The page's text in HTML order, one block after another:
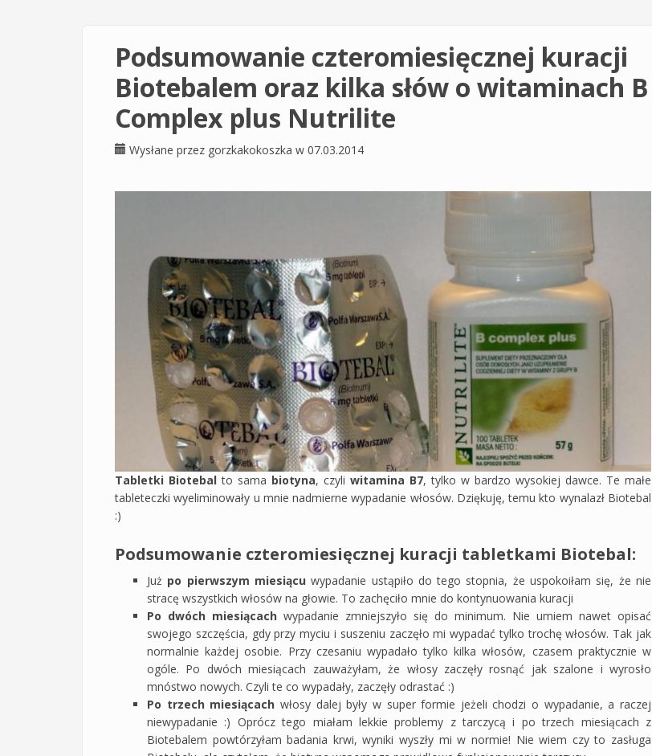
Podsumowanie czteromiesięcznej kuracji
Biotebalem oraz kilka słów o witaminach B
Complex plus Nutrilite
Wysłane przez gorzkakokoszka w 07.03.2014
Tabletki Biotebal to sama biotyna, czyli witamina B7, tylko w bardzo wysokiej dawce. Te małe
tableteczki wyeliminowały u mnie nadmierne wypadanie włosów. Dziękuję, temu kto wynalazł Biotebal
:)
Podsumowanie czteromiesięcznej kuracji tabletkami Biotebal:
Już po pierwszym miesiącuwypadanie ustąpiło do tego stopnia, że uspokoiłam się, że nie
stracę wszystkich włosów na głowie. To zachęciło mnie do kontynuowania kuracji
Po dwóch miesiącach wypadanie zmniejszyło się do minimum. Nie umiem nawet opisać
swojego szczęścia, gdy przy myciu i suszeniu zaczęło mi wypadać tylko trochę włosów. Tak jak
normalnie każdej osobie. Przy czesaniu wypadało tylko kilka włosów, czasem praktycznie w
ogóle. Po dwóch miesiącach zauważyłam, że włosy zaczęły rosnąć jak szalone i wyrosło
mnóstwo nowych. Czyli te co wypadały, zaczęły odrastać :)
Po trzech miesiącach włosy dalej były w super formie jeżeli chodzi o wypadanie, a raczej
niewypadanie :) Oprócz tego miałam lekkie problemy z tarczycą i po trzech miesiącach z
Biotebalem powtórzyłam badania krwi, wyniki wyszły mi w normie! Nie wiem czy to zasługa